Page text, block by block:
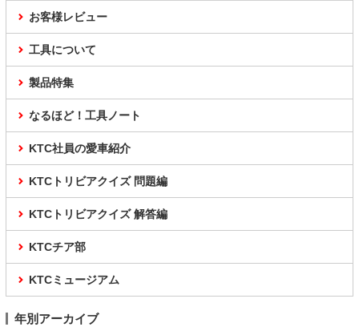
お客様レビュー
工具について
製品特集
なるほど！工具ノート
KTC社員の愛車紹介
KTCトリビアクイズ 問題編
KTCトリビアクイズ 解答編
KTCチア部
KTCミュージアム
年別アーカイブ